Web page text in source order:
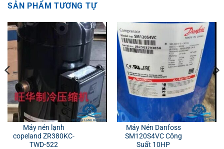
SẢN PHẨM TƯƠNG TỰ
Máy nén lạnh
copeland ZR380KC-
TWD-522
Máy Nén Danfoss
SM120S4VC Công
Suất 10HP